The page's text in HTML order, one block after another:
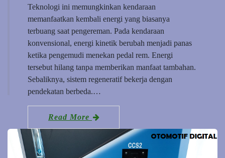
Teknologi ini memungkinkan kendaraan
memanfaatkan kembali energi yang biasanya
terbuang saat pengereman. Pada kendaraan
konvensional, energi kinetik berubah menjadi panas
ketika pengemudi menekan pedal rem. Energi
tersebut hilang tanpa memberikan manfaat tambahan.
Sebaliknya, sistem regeneratif bekerja dengan
pendekatan berbeda.…
Read More